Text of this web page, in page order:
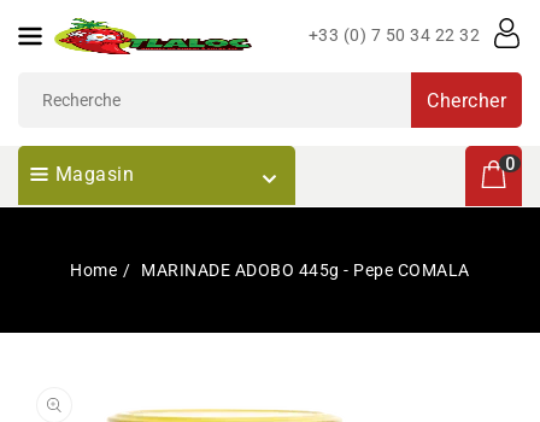
Au
+33 (0) 7 50 34 22 32
Chercher
Magasin 0
0
Home MARINADE ADOBO 445g - Pepe COMALA